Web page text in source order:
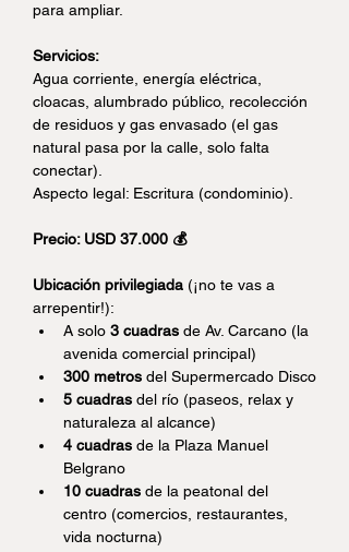
para ampliar.
Servicios:
Agua corriente, energía eléctrica,
cloacas, alumbrado público, recolección
de residuos y gas envasado (el gas
natural pasa por la calle, solo falta
conectar).
Aspecto legal: Escritura (condominio).
Precio: USD 37.000 💰
Ubicación privilegiada (¡no te vas a
arrepentir!):
A solo 3 cuadras de Av. Carcano (la
avenida comercial principal)
300 metros del Supermercado Disco
5 cuadras del río (paseos, relax y
naturaleza al alcance)
4 cuadras de la Plaza Manuel
Belgrano
10 cuadras de la peatonal del
centro (comercios, restaurantes,
vida nocturna)